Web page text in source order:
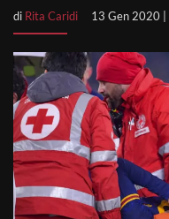
di Rita Caridi 13 Gen 2020